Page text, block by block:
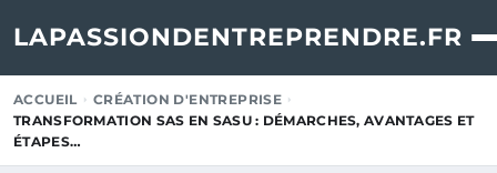
LAPASSIONDENTREPRENDRE.FR
ACCUEIL
CRÉATION D'ENTREPRISE
TRANSFORMATION SAS EN SASU : DÉMARCHES, AVANTAGES ET
ÉTAPES…